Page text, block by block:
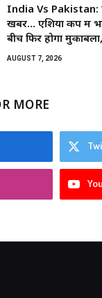
India Vs Pakistan:
खबर… एशिया कप में
बीच फिर होगा
AUGUST 7, 2026
MORE